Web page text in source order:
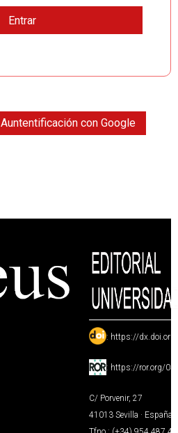
Auntentificación con Google
: https://
: https://ror.org/
C/ Porvenir, 27
41013 Sevilla · España